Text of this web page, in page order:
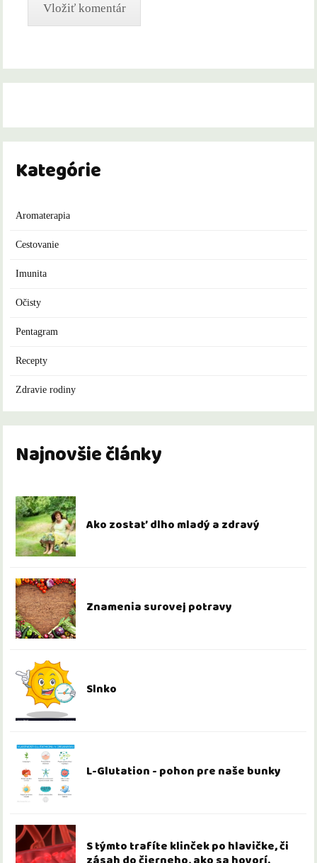
Kategórie
Aromaterapia
Cestovanie
Imunita
Očisty
Pentagram
Recepty
Zdravie rodiny
Najnovšie články
Ako zostať dlho mladý a zdravý
Znamenia surovej potravy
Slnko
L-Glutation - pohon pre naše bunky
S týmto trafíte klinček po hlavičke, či